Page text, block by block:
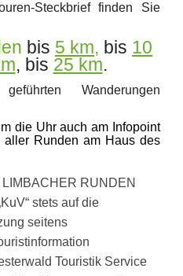
Steckbrief finden Sie
bis 5 km, bis 10
, bis 25 km.
Wanderungen
die Uhr auch am Infopoint
Runden am Haus des
RUNDEN
stets auf die
seitens
Touristik Service